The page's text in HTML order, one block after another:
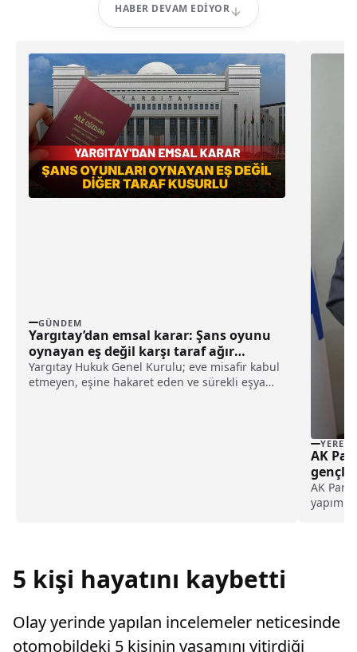
HABER DEVAM EDIYOR
GÜNDEM
Yargıtay’dan emsal karar: Şans oyunu
oynayan eş değil karşı taraf ağır
kusurlu sayıldı
Yargıtay Hukuk Genel Kurulu; eve misafir kabul
etmeyen, eşine hakaret eden ve sürekli eşya
YEREL
AK
gençlik
AK Parti
yapımı
5 kişi hayatını kaybetti
Olay yerinde yapılan incelemeler neticesinde
otomobildeki 5 kişinin yaşamını yitirdiği